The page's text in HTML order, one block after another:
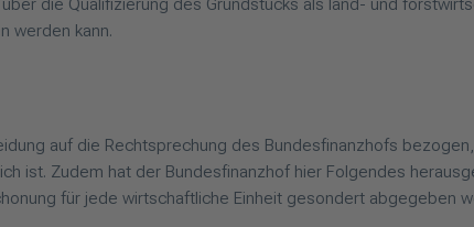
die Qualifizierung des Grundstücks als land- und
werden kann.
auf die Rechtsprechung des Bundesfinanzhofs
ist. Zudem hat der Bundesfinanzhof hier Folgendes
für jede wirtschaftliche Einheit gesondert abgegeben